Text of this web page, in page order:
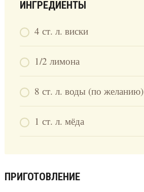
ИНГРЕДИЕНТЫ
4 ст. л. виски
1/2 лимона
8 ст. л. воды (по желанию)
1 ст. л. мёда
ПРИГОТОВЛЕНИЕ